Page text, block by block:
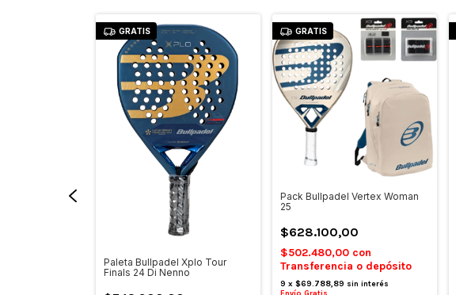
GRATIS
Paleta Bullpadel Xplo Tour
Finals 24 Di Nenno
GRATIS
Pack Bullpadel Vertex Woman
25
$628.100,00
$502.480,00 con
Transferencia o depósito
9 x$69.788,89 sin interés